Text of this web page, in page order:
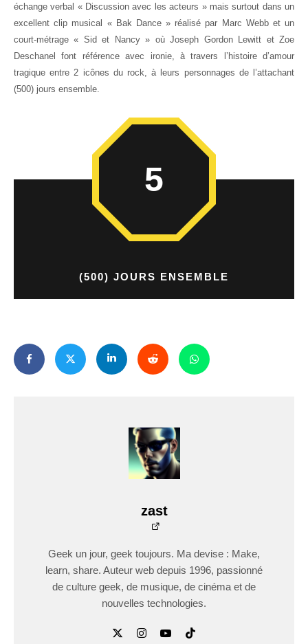
échange verbal « Discussion avec les acteurs » mais surtout dans un
excellent clip musical « Bak Dance » réalisé par Marc Webb et un
court-métrage « Sid et Nancy » où Joseph Gordon Lewitt et Zoe
Deschanel font référence avec ironie, à travers l’histoire d’amour
tragique entre 2 icônes du rock, à leurs personnages de l’attachant
(500) jours ensemble.
(500) JOURS ENSEMBLE
5
zast
Geek un jour, geek toujours. Ma devise : Make,
learn, share. Auteur web depuis 1996, passionné
de culture geek, de musique, de cinéma et de
nouvelles technologies.